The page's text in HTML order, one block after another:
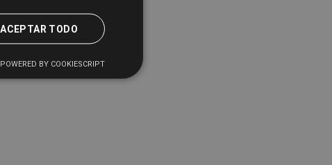
ACEPTAR TODO
POWERED BY COOKIESCRIPT